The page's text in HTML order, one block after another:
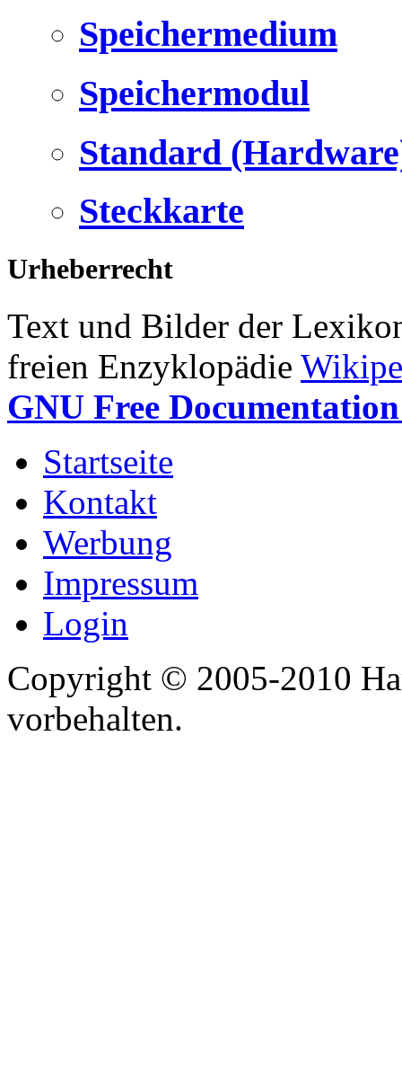
Speichermedium
Speichermodul
Standard
Steckkarte
Urheberrecht
Text und Bilder der
freien Enzyklopädie
GNU Free
Startseite
Kontakt
Werbung
Impressum
Login
Copyright © 2005-2010
vorbehalten.